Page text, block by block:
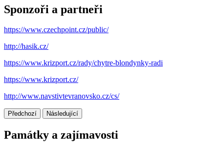
Sponzoři a partneři
https://www.czechpoint.cz/public/
http://hasik.cz/
https://www.krizport.cz/rady/chytre-blondynky-radi
https://www.krizport.cz/
http://www.navstivtevranovsko.cz/cs/
Předchozí Následující
Památky a zajímavosti